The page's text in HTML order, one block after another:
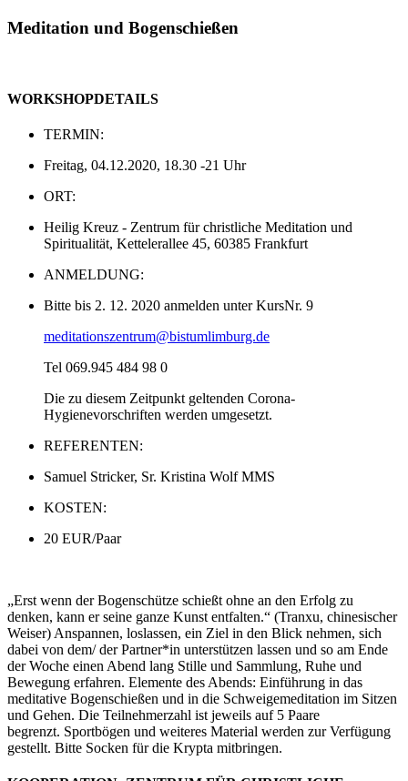
Meditation und Bogenschießen
WORKSHOPDETAILS
TERMIN:
Freitag, 04.12.2020, 18.30 -21 Uhr
ORT:
Heilig Kreuz - Zentrum für christliche Meditation und
Spiritualität, Kettelerallee 45, 60385 Frankfurt
ANMELDUNG:
Bitte bis 2. 12. 2020 anmelden unter Kurs­Nr. 9
meditationszentrum@bistumlimburg.de
Tel 069.945 484 98 0
Die zu diesem Zeitpunkt geltenden Corona-
Hygienevorschriften werden umgesetzt.
REFERENTEN:
Samuel Stricker, Sr. Kristina Wolf MMS
KOSTEN:
20 EUR/Paar
„Erst wenn der Bogenschütze schießt ohne an den Erfolg zu
denken, kann er seine ganze Kunst entfalten.“ (Tranxu, chinesischer
Weiser) Anspannen, loslassen, ein Ziel in den Blick nehmen, sich
dabei von dem/ der Partner*in unterstützen lassen und so am Ende
der Woche einen Abend lang Stille und Sammlung, Ruhe und
Bewegung erfahren. Elemente des Abends: Einführung in das
meditative Bogenschießen und in die Schweigemeditation im Sitzen
und Gehen. Die Teilnehmerzahl ist jeweils auf 5 Paare
begrenzt. Sportbögen und weiteres Material werden zur Verfügung
gestellt. Bitte Socken für die Krypta mitbringen.